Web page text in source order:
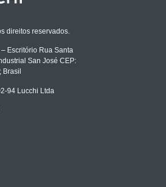
direitos reservados.
Escritório Rua Santa
San José CEP:
Brasil
94 Lucchi Ltda